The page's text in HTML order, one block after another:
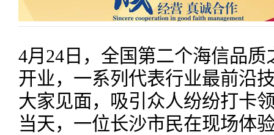
4月24日，全国第二个海信品
开业，一系列代表行业最前沿
大家见面，吸引众人纷纷打卡
当天，一位长沙市民在现场体